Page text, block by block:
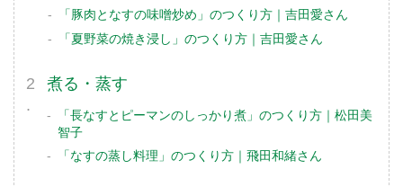
「豚肉となすの味噌炒め」のつくり方｜吉田愛さん
「夏野菜の焼き浸し」のつくり方｜吉田愛さん
煮る・蒸す
「長なすとピーマンのしっかり煮」のつくり方｜松田美
智子
「なすの蒸し料理」のつくり方｜飛田和緒さん